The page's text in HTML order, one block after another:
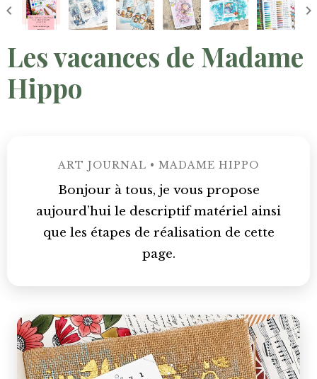
Les vacances de Madame
Hippo
ART JOURNAL • MADAME HIPPO
Bonjour à tous, je vous propose
aujourd’hui le descriptif matériel ainsi
que les étapes de réalisation de cette
page.